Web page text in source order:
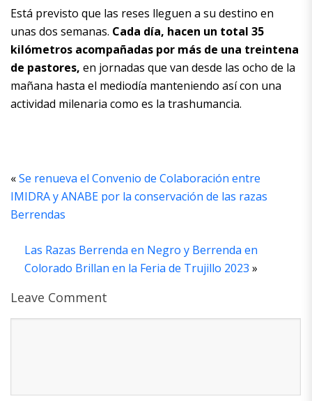
Está previsto que las reses lleguen a su destino en
unas dos semanas. Cada día, hacen un total 35
kilómetros acompañadas por más de una treintena
de pastores, en jornadas que van desde las ocho de la
mañana hasta el mediodía manteniendo así con una
actividad milenaria como es la trashumancia.
«Se renueva el Convenio de Colaboración entre
IMIDRA y ANABE por la conservación de las razas
Berrendas
Las Razas Berrenda en Negro y Berrenda en
Colorado Brillan en la Feria de Trujillo 2023 »
Leave Comment